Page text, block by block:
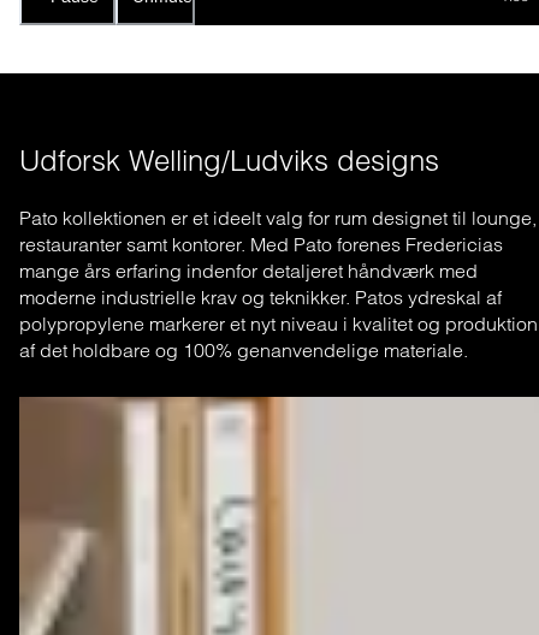
Udforsk Welling/Ludviks designs
Pato kollektionen er et ideelt valg for rum designet til lounge,
restauranter samt kontorer. Med Pato forenes Fredericias
mange års erfaring indenfor detaljeret håndværk med
moderne industrielle krav og teknikker. Patos ydreskal af
polypropylene markerer et nyt niveau i kvalitet og produktion
af det holdbare og 100% genanvendelige materiale.